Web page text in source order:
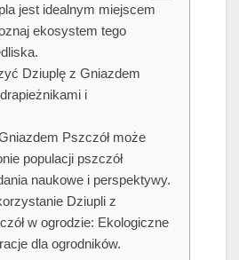
jest idealnym miejscem
ekosystem tego
Dziuplę z Gniazdem
i
Pszczół może
populacji pszczół
naukowe i perspektywy.
Dziupli z
w ogrodzie: Ekologiczne
dla ogrodników.